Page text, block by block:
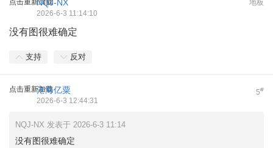
点击重新加载 地板
NQJ-NX
2026-6-3 11:14:10
没有图很难确定
支持 反对
点击重新加载 5#
沧海亿粟
2026-6-3 12:44:31
NQJ-NX 发表于 2026-6-3 11:14
没有图很难确定